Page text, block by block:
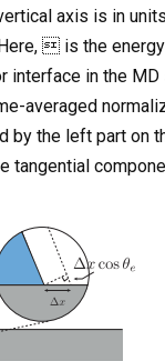
axis is in
 is the
in the
averaged
by the left part on
tangential